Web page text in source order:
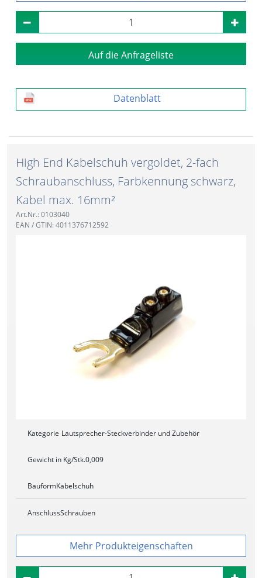
Auf die Anfrageliste
Datenblatt
High End Kabelschuh vergoldet, 2-fach
Schraubanschluss, Farbkennung schwarz,
Kabel max. 16mm²
Art.Nr.: 0103040
EAN / GTIN: 4011376712592
Kategorie Lautsprecher-Steckverbinder und Zubehör
Gewicht in Kg/Stk.0,009
BauformKabelschuh
AnschlussSchrauben
Produkteigenschaften